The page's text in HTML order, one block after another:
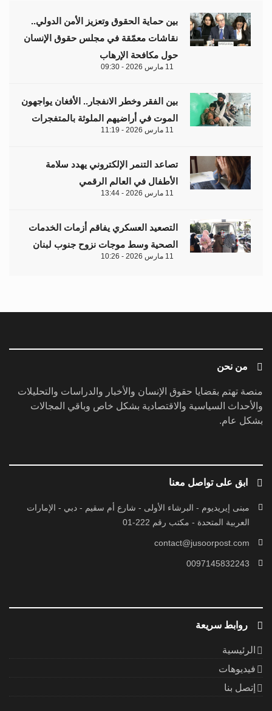
بين حماية الحقوق وتعزيز الأمن الدولي..
نقاشات معمّقة في مجلس حقوق الإنسان
حول مكافحة الإرهاب
11 مارس 2026 - 09:30
بين الفقر وخطر الانفجار.. الأفغان يواجهون
الموت في أراضيهم الملوثة بالمتفجرات
11 مارس 2026 - 11:19
تصاعد التنمر الإلكتروني يهدد سلامة
الأطفال في العالم الرقمي
11 مارس 2026 - 13:44
التصعيد العسكري يفاقم أزمات الخدمات
الصحية وسط موجات نزوح جنوب لبنان
11 مارس 2026 - 10:26
من نحن
منصة تهتم بقضايا حقوق الإنسان والأخبار والدراسات والتحليلات
والأحداث السياسية والاقتصادية بشكل خاص وباقي المجالات
بشكل عام.
ابق على تواصل معنا
مبنى إيريديوم - البرشاء الأولى - شارع أم سقيم - دبي - الإمارات
العربية المتحدة - مكتب رقم 222-01
contact@jusoorpost.com
0097145832243
روابط سريعة
الرئيسية
فيديوهات
إتصل بنا